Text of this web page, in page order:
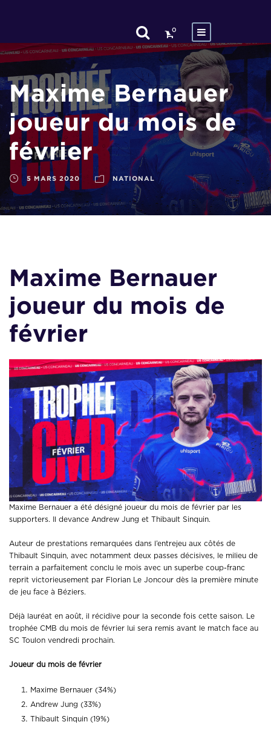
0
Maxime Bernauer
joueur du mois de
février
5 MARS 2020 NATIONAL
Maxime Bernauer
joueur du mois de
février
Maxime Bernauer a été désigné joueur du mois de février par les
supporters. Il devance Andrew Jung et Thibault Sinquin.
Auteur de prestations remarquées dans l’entrejeu aux côtés de
Thibault Sinquin, avec notamment deux passes décisives, le milieu de
terrain a parfaitement conclu le mois avec un superbe coup-franc
reprit victorieusement par Florian Le Joncour dès la première minute
de jeu face à Béziers.
Déjà lauréat en août, il récidive pour la seconde fois cette saison. Le
trophée CMB du mois de février lui sera remis avant le match face au
SC Toulon vendredi prochain.
Joueur du mois de février
Maxime Bernauer (34%)
Andrew Jung (33%)
Thibault Sinquin (19%)